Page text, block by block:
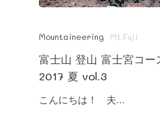
Mountaineering Mt.Fuji
富士山 登山 富士宮コー
2017 夏 vol.3
こんにちは！ 夫…